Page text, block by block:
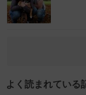
よく読まれている